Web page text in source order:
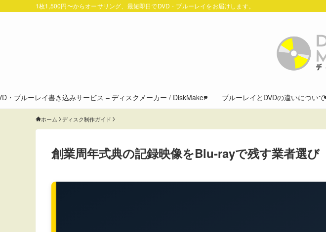
1枚1,500円〜からオーサリング、最短即日でDVD・ブルーレイをお届けします。
・ブルーレイ書き込みサービス – ディスクメーカー / DiskMaker ブルーレイとDVDの違いについて
ホーム ディスク制作ガイド
創業周年式典の記録映像をBlu-rayで残す業者選び